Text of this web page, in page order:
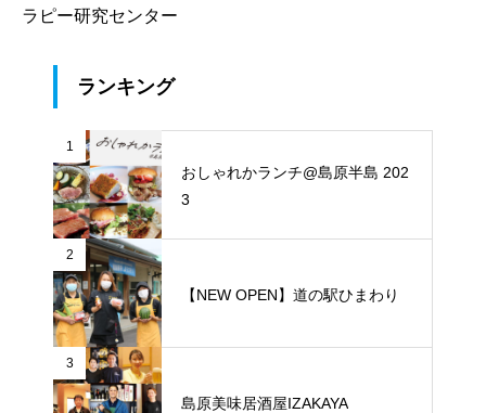
ラピー研究センター
ランキング
1
おしゃれかランチ@島原半島 202
3
2
【NEW OPEN】道の駅ひまわり
3
島原美味居酒屋IZAKAYA